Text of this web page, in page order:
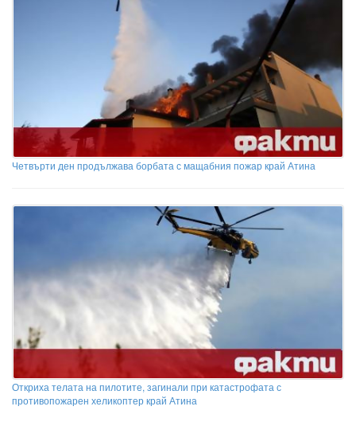
Четвърти ден продължава борбата с мащабния пожар край Атина
Откриха телата на пилотите, загинали при катастрофата с
противопожарен хеликоптер край Атина